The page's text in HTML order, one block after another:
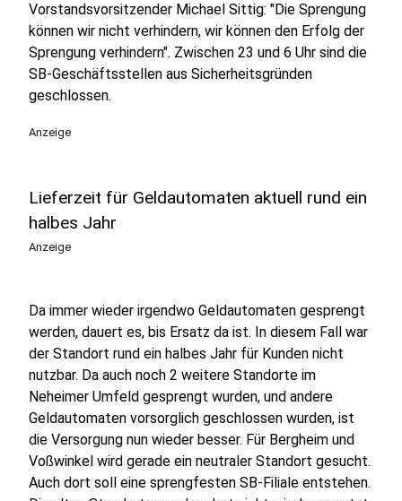
Vorstandsvorsitzender Michael Sittig: "Die Sprengung
können wir nicht verhindern, wir können den Erfolg der
Sprengung verhindern". Zwischen 23 und 6 Uhr sind die
SB-Geschäftsstellen aus Sicherheitsgründen
geschlossen.
Anzeige
Lieferzeit für Geldautomaten aktuell rund ein
halbes Jahr
Anzeige
Da immer wieder irgendwo Geldautomaten gesprengt
werden, dauert es, bis Ersatz da ist. In diesem Fall war
der Standort rund ein halbes Jahr für Kunden nicht
nutzbar. Da auch noch 2 weitere Standorte im
Neheimer Umfeld gesprengt wurden, und andere
Geldautomaten vorsorglich geschlossen wurden, ist
die Versorgung nun wieder besser. Für Bergheim und
Voßwinkel wird gerade ein neutraler Standort gesucht.
Auch dort soll eine sprengfesten SB-Filiale entstehen.